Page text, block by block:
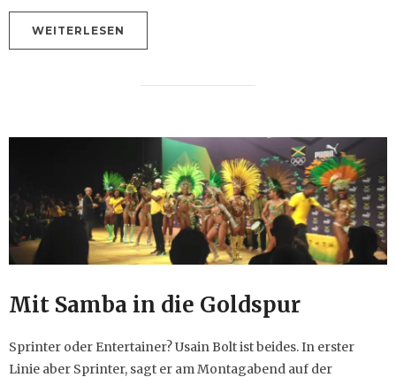
WEITERLESEN
Mit Samba in die Goldspur
Sprinter oder Entertainer? Usain Bolt ist beides. In erster
Linie aber Sprinter, sagt er am Montagabend auf der